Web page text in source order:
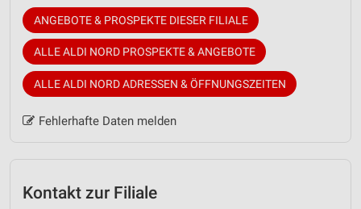
ANGEBOTE & PROSPEKTE DIESER FILIALE
ALLE ALDI NORD PROSPEKTE & ANGEBOTE
ALLE ALDI NORD ADRESSEN & ÖFFNUNGSZEITEN
Fehlerhafte Daten melden
Kontakt zur Filiale